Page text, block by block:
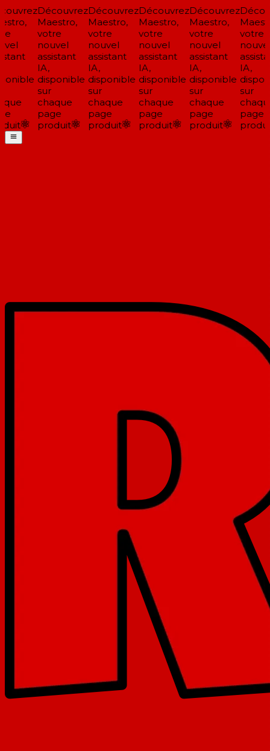
Découvrez
Maestro,
votre
nouvel
assistant
IA,
disponible
sur
chaque
page
produit
Découvrez
Maestro,
votre
nouvel
assistant
IA,
disponible
sur
chaque
page
produit
Découvrez
Maestro,
votre
nouvel
assistant
IA,
disponible
sur
chaque
page
produit
Découvrez
Maestro,
votre
nouvel
assistant
IA,
disponible
sur
chaque
page
produit
votre
nouvel
IA,
sur
page
produit